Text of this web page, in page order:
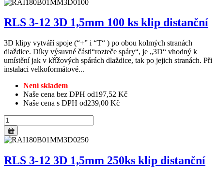
RLS 3-12 3D 1,5mm 100 ks klip distanční
3D klipy vytváří spoje (“+” i “T“ ) po obou kolmých stranách
dlaždice. Díky výsuvné části“rozteče spáry“, je „3D“ vhodný k
umístění jak v křížových spárách dlaždice, tak po jejich stranách. Při
instalaci velkoformátové...
Není skladem
Naše cena bez DPH od197,52 Kč
Naše cena s DPH od239,00 Kč
RLS 3-12 3D 1,5mm 250ks klip distanční